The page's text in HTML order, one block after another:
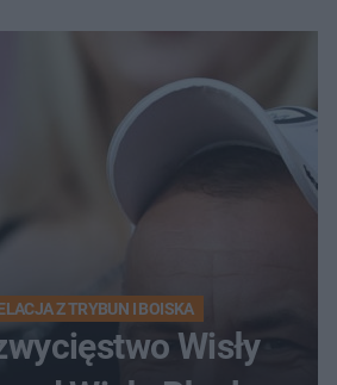
Z TRYBUN I BOISKA
Wisły